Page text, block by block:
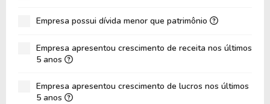
Empresa possui dívida menor que patrimônio
Empresa apresentou crescimento de receita nos últimos
5 anos
Empresa apresentou crescimento de lucros nos últimos
5 anos